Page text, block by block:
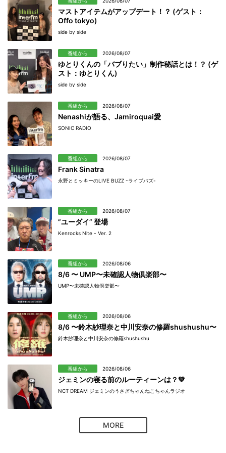
マストアイテムがアップデート！？ (ゲスト：
Offo tokyo)
side by side
番組から 2026/08/07
ゆとりくんの「バブりたい」制作秘話とは！？ (ゲ
スト：ゆとりくん)
side by side
番組から 2026/08/07
Nenashiが語る、Jamiroquai愛
SONIC RADIO
番組から 2026/08/07
Frank Sinatra
永野とミッキーのLIVE BUZZ -ライブバズ-
番組から 2026/08/07
”ユーダイ” 登場
Kenrocks Nite - Ver. 2
番組から 2026/08/06
8/6 〜 UMP〜未確認人物倶楽部〜
UMP〜未確認人物倶楽部〜
番組から 2026/08/06
8/6 〜鈴木紗理奈と中川安奈の修羅shushushu〜
鈴木紗理奈と中川安奈の修羅shushushu
番組から 2026/08/06
ジェミンの寝る前のルーティーンは？💚
NCT DREAM ジェミンのうさぎちゃんねこちゃんラジオ
MORE